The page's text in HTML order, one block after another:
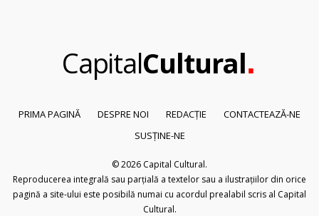
CapitalCultural.
PRIMA PAGINĂ DESPRE NOI REDACȚIE
CONTACTEAZĂ-NE
SUSȚINE-NE
© 2026 Capital Cultural.
Reproducerea integrală sau parțială a textelor sau a ilustrațiilor din orice
pagină a site-ului este posibilă numai cu acordul prealabil scris al Capital
Cultural.